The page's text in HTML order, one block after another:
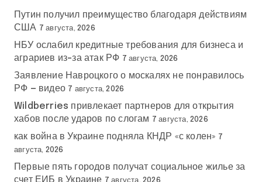
Путин получил преимущество благодаря действиям
США 7 августа, 2026
НБУ ослабил кредитные требования для бизнеса и
аграриев из-за атак РФ 7 августа, 2026
Заявление Навроцкого о москалях не понравилось
РФ — видео 7 августа, 2026
Wildberries привлекает партнеров для открытия
хабов после ударов по слогам 7 августа, 2026
как война в Украине подняла КНДР «с колен» 7
августа, 2026
Первые пять городов получат социальное жилье за
счет ЕИБ в Украине